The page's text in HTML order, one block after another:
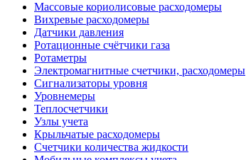
Массовые кориолисовые расходомеры
Вихревые расходомеры
Датчики давления
Ротационные счётчики газа
Ротаметры
Электромагнитные счетчики, расходомеры
Сигнализаторы уровня
Уровнемеры
Теплосчетчики
Узлы учета
Крыльчатые расходомеры
Счетчики количества жидкости